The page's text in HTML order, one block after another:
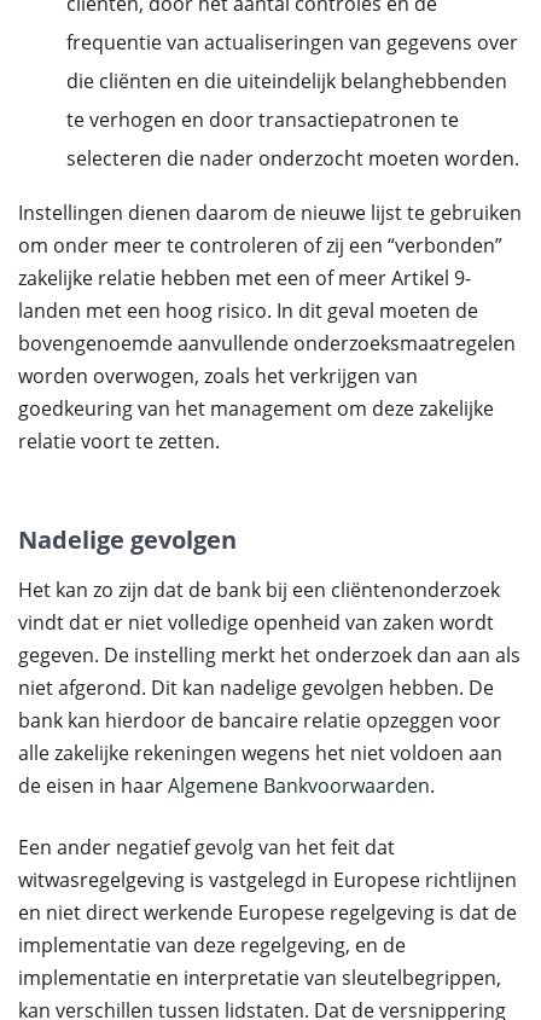
frequentie van actualiseringen van gegevens over
die cliënten en die uiteindelijk belanghebbenden
te verhogen en door transactiepatronen te
selecteren die nader onderzocht moeten worden.
Instellingen dienen daarom de nieuwe lijst te gebruiken
om onder meer te controleren of zij een “verbonden”
zakelijke relatie hebben met een of meer Artikel 9-
landen met een hoog risico. In dit geval moeten de
bovengenoemde aanvullende onderzoeksmaatregelen
worden overwogen, zoals het verkrijgen van
goedkeuring van het management om deze zakelijke
relatie voort te zetten.
Nadelige gevolgen
Het kan zo zijn dat de bank bij een cliëntenonderzoek
vindt dat er niet volledige openheid van zaken wordt
gegeven. De instelling merkt het onderzoek dan aan als
niet afgerond. Dit kan nadelige gevolgen hebben. De
bank kan hierdoor de bancaire relatie opzeggen voor
alle zakelijke rekeningen wegens het niet voldoen aan
de eisen in haarAlgemene Bankvoorwaarden.
Een ander negatief gevolg van het feit dat
witwasregelgeving is vastgelegd in Europese richtlijnen
en niet direct werkende Europese regelgeving is dat de
implementatie van deze regelgeving, en de
implementatie en interpretatie van sleutelbegrippen,
kan verschillen tussen lidstaten. Dat de versnippering